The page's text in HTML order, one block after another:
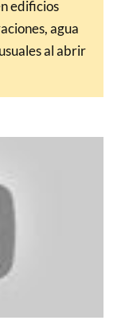
edificios
agua
al abrir